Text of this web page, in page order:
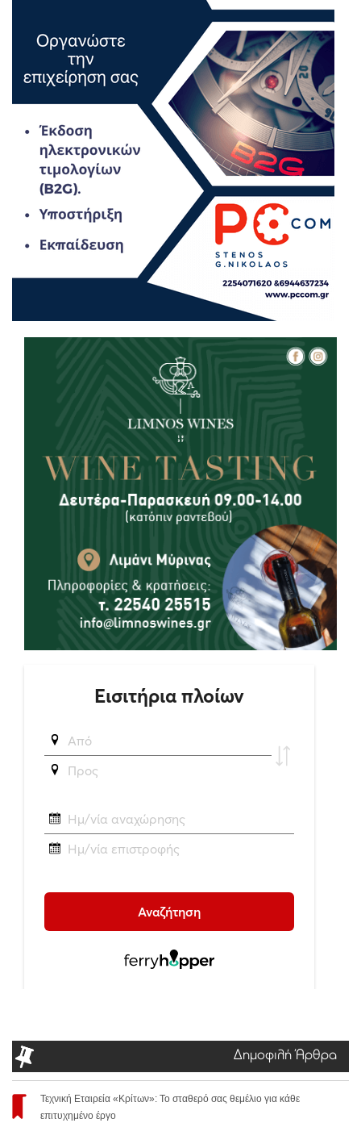
Δημοφιλή Άρθρα
Τεχνική Εταιρεία «Κρίτων»: Το σταθερό σας θεμέλιο για κάθε
επιτυχημένο έργο